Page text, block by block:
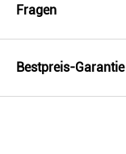
Fragen
Bestpreis-Garantie